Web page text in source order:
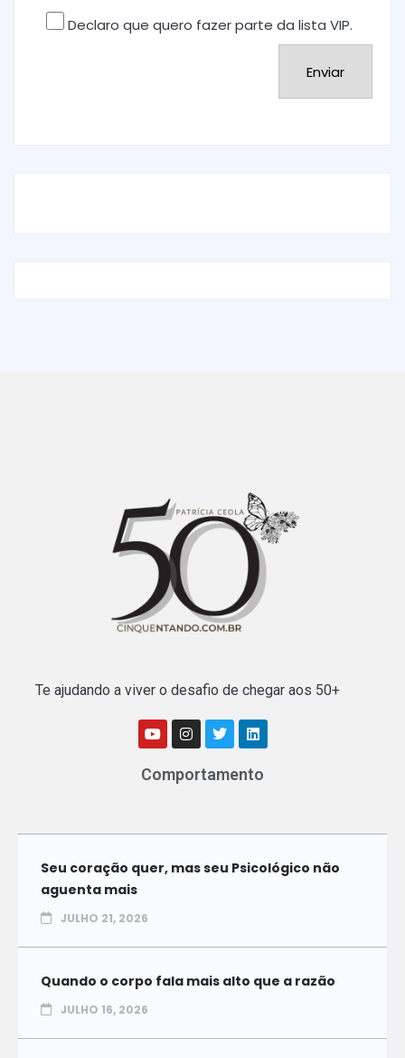
Declaro que quero fazer parte da lista VIP.
Te ajudando a viver o desafio de chegar aos 50+
Comportamento
Seu coração quer, mas seu Psicológico não
aguenta mais
JULHO 21, 2026
Quando o corpo fala mais alto que a razão
JULHO 16, 2026